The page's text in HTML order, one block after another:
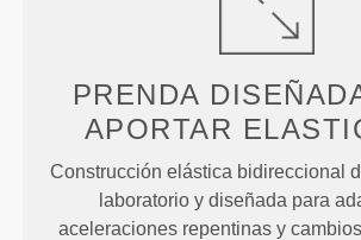
PRENDA
APORTAR
Construcción elástica bidireccional
laboratorio y diseñada para
aceleraciones repentinas y